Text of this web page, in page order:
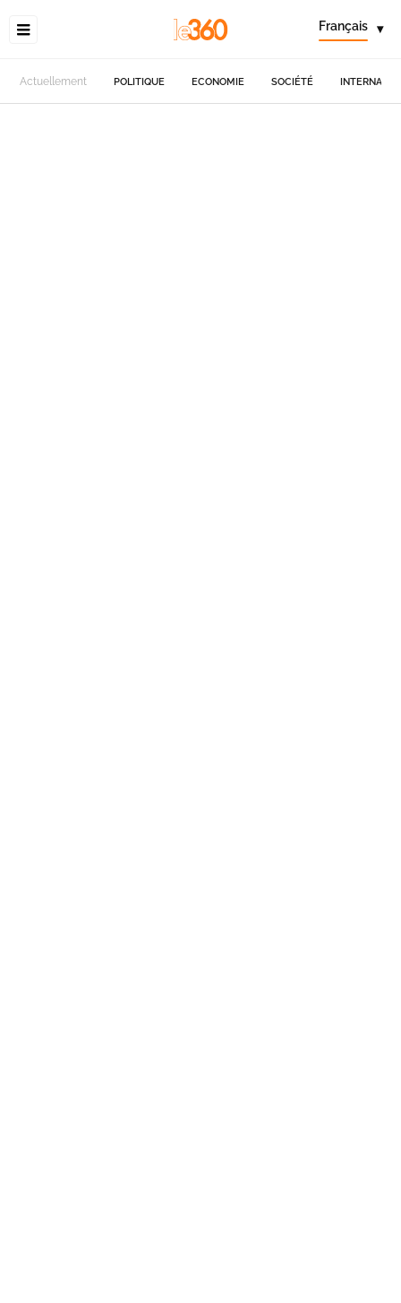
Français ▾
Actuellement POLITIQUE ECONOMIE SOCIÉTÉ